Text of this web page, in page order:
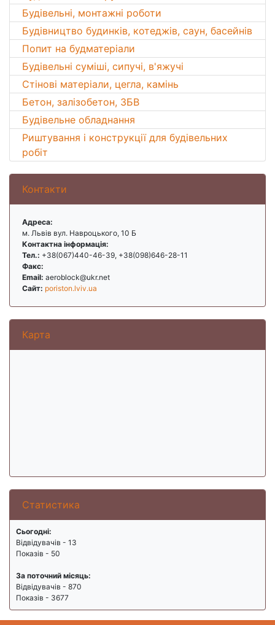
Будівельні, монтажні роботи
Будівництво будинків, котеджів, саун, басейнів
Попит на будматеріали
Будівельні суміші, сипучі, в'яжучі
Стінові матеріали, цегла, камінь
Бетон, залізобетон, ЗБВ
Будівельне обладнання
Риштування і конструкції для будівельних
робіт
Контакти
Адреса:
м. Львів вул. Навроцького, 10 Б
Контактна інформація:
Тел.: +38(067)440-46-39, +38(098)646-28-11
Факс:
Email: aeroblock@ukr.net
Сайт: poriston.lviv.ua
Карта
Статистика
Сьогодні:
Відвідувачів - 13
Показів - 50
За поточний місяць:
Відвідувачів - 870
Показів - 3677